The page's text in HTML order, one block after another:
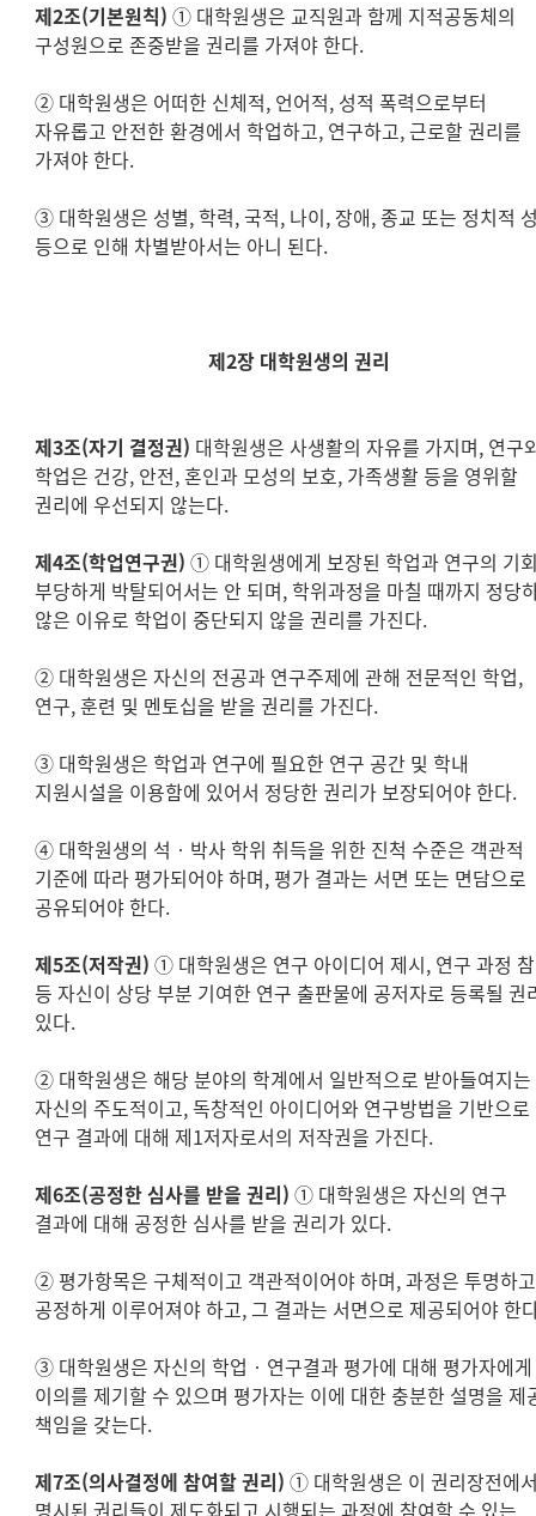
제2조(기본원칙) ① 대학원생은 교직원과 함께 지적공동체의
구성원으로 존중받을 권리를 가져야 한다.
② 대학원생은 어떠한 신체적, 언어적, 성적 폭력으로부터
자유롭고 안전한 환경에서 학업하고, 연구하고, 근로할 권리를
가져야 한다.
③ 대학원생은 성별, 학력, 국적, 나이, 장애, 종교 또는 정치적
등으로 인해 차별받아서는 아니 된다.
제2장 대학원생의 권리
제3조(자기 결정권) 대학원생은 사생활의 자유를 가지며, 연구
학업은 건강, 안전, 혼인과 모성의 보호, 가족생활 등을 영위할
권리에 우선되지 않는다.
제4조(학업연구권) ① 대학원생에게 보장된 학업과 연구의 기
부당하게 박탈되어서는 안 되며, 학위과정을 마칠 때까지 정당
않은 이유로 학업이 중단되지 않을 권리를 가진다.
② 대학원생은 자신의 전공과 연구주제에 관해 전문적인 학업,
연구, 훈련 및 멘토십을 받을 권리를 가진다.
③ 대학원생은 학업과 연구에 필요한 연구 공간 및 학내
지원시설을 이용함에 있어서 정당한 권리가 보장되어야 한다.
④ 대학원생의 석‧박사 학위 취득을 위한 진척 수준은 객관적
기준에 따라 평가되어야 하며, 평가 결과는 서면 또는 면담으로
공유되어야 한다.
제5조(저작권)① 대학원생은 연구 아이디어 제시, 연구 과정
등 자신이 상당 부분 기여한 연구 출판물에 공저자로 등록될 권
있다.
② 대학원생은 해당 분야의 학계에서 일반적으로 받아들여지는
자신의 주도적이고, 독창적인 아이디어와 연구방법을 기반으로
연구 결과에 대해 제1저자로서의 저작권을 가진다.
제6조(공정한 심사를 받을 권리)① 대학원생은 자신의 연구
결과에 대해 공정한 심사를 받을 권리가 있다.
② 평가항목은 구체적이고 객관적이어야 하며, 과정은 투명하고
공정하게 이루어져야 하고, 그 결과는 서면으로 제공되어야 한
③ 대학원생은 자신의 학업‧연구결과 평가에 대해 평가자에게
이의를 제기할 수 있으며 평가자는 이에 대한 충분한 설명을 제
책임을 갖는다.
제7조(의사결정에 참여할 권리)① 대학원생은 이 권리장전에
명시된 권리들이 제도화되고 시행되는 과정에 참여할 수 있는